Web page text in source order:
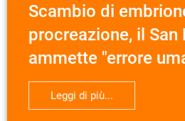
Scambio di
procreazione, il San
ammette "errore
Leggi di più...